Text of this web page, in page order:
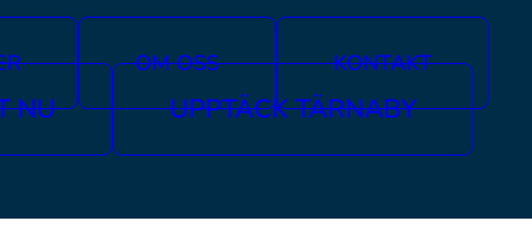
NU UPPTÄCK TÄRNABY
OM OSS KONTAKT